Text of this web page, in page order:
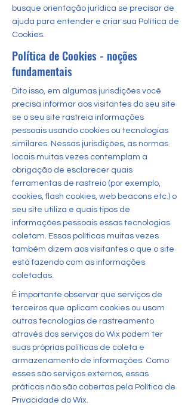
busque orientação jurídica se precisar de
ajuda para entender e criar sua Política de
Cookies.
Política de Cookies - noções
fundamentais
Dito isso, em algumas jurisdições você
precisa informar aos visitantes do seu site
se o seu site rastreia informações
pessoais usando cookies ou tecnologias
similares. Nessas jurisdições, as normas
locais muitas vezes contemplam a
obrigação de esclarecer quais
ferramentas de rastreio (por exemplo,
cookies, flash cookies, web beacons etc.) o
seu site utiliza e quais tipos de
informações pessoais essas tecnologias
coletam. Essas políticas muitas vezes
também dizem aos visitantes o que o site
está fazendo com as informações
coletadas.
É importante observar que serviços de
terceiros que aplicam cookies ou usam
outras tecnologias de rastreamento
através dos serviços do Wix podem ter
suas próprias políticas de coleta e
armazenamento de informações. Como
esses são serviços externos, essas
práticas não são cobertas pela Política de
Privacidade do Wix.